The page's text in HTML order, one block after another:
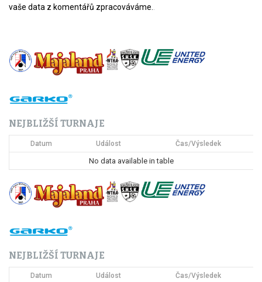
vaše data z komentářů zpracováváme..
NEJBLIŽŠÍ TURNAJE
Datum Událost Čas/Výsledek
No data available in table
NEJBLIŽŠÍ TURNAJE
Datum Událost Čas/Výsledek